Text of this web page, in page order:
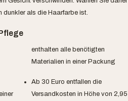
dunkler als die Haarfarbe ist.
enthalten alle benötigten
Materialien in einer Packung
Ab 30 Euro entfallen die
Versandkosten in Höhe von 2,95